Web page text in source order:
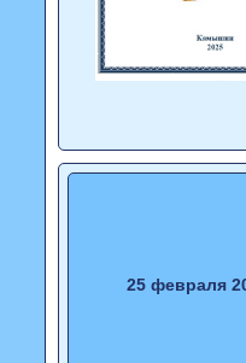
25 февраля